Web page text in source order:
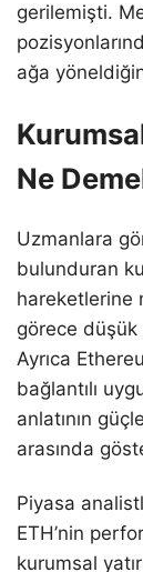
gerilemişti.
ağa
Ne
Uzmanlara
bulunduran
hareketlerine
görece düşük
Ayrıca
bağlantılı
anlatının
arasında
Piyasa
ETH’nin
kurumsal